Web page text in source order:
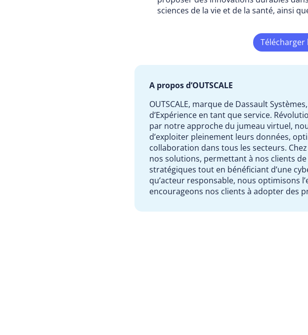
sciences de la vie et de la santé, ainsi
A propos d’OUTSCALE
OUTSCALE, marque de Dassault
d’Expérience en tant que service.
par notre approche du jumeau virtuel,
d’exploiter pleinement leurs données,
collaboration dans tous les secteurs.
nos solutions, permettant à nos clients
stratégiques tout en bénéficiant d’une
qu’acteur responsable, nous optimisons
encourageons nos clients à adopter des